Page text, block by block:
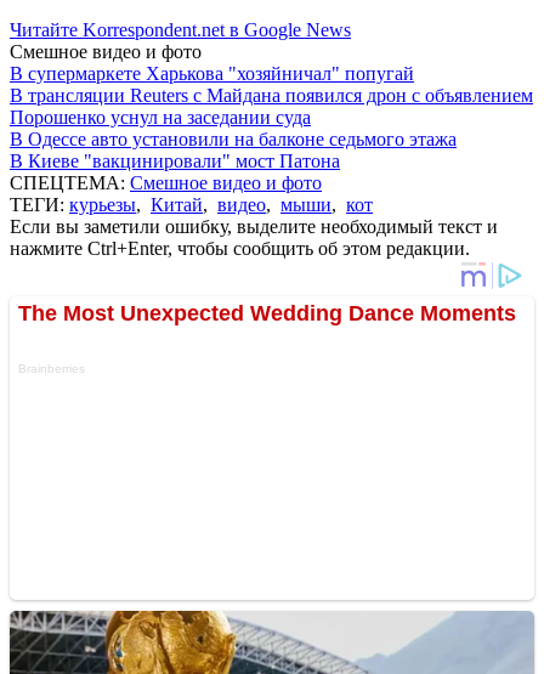
Читайте Korrespondent.net в Google News
Смешное видео и фото
В супермаркете Харькова "хозяйничал" попугай
В трансляции Reuters с Майдана появился дрон с объявлением
Порошенко уснул на заседании суда
В Одессе авто установили на балконе седьмого этажа
В Киеве "вакцинировали" мост Патона
СПЕЦТЕМА: Смешное видео и фото
ТЕГИ: курьезы, Китай, видео, мыши, кот
Если вы заметили ошибку, выделите необходимый текст и
нажмите Ctrl+Enter, чтобы сообщить об этом редакции.